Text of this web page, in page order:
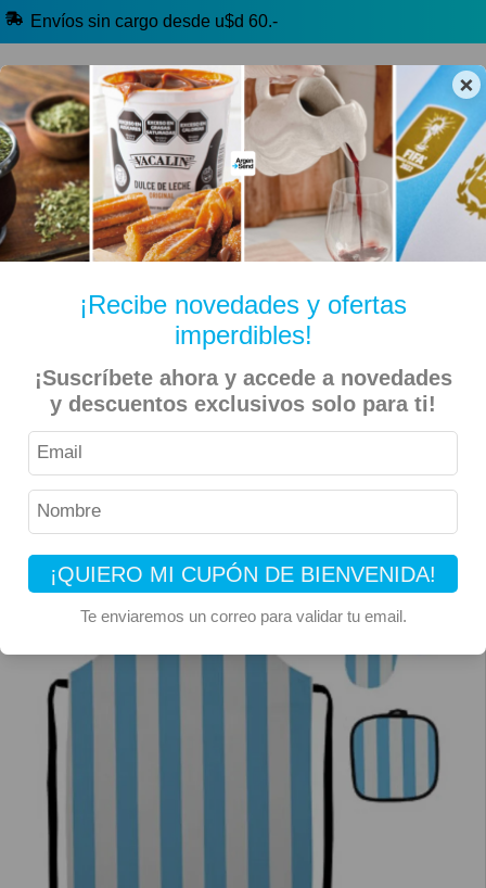
×
¡Recibe novedades y ofertas
imperdibles!
¡Suscríbete ahora y accede a novedades
y descuentos exclusivos solo para ti!
¡QUIERO MI CUPÓN DE BIENVENIDA!
Te enviaremos un correo para validar tu email.
Envíos sin cargo desde u$d 60.-
🔥 Alfajores y Golosinas
🧉 Clásicos argentinos 🏷️ Todas las categorías
Inicio Cocina, Deco y Bazar
Argentina – Combo Delantal de 3 Unidades